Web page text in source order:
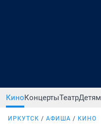
КиноКонцертыТеатрДетям
ИРКУТСК АФИША КИНО